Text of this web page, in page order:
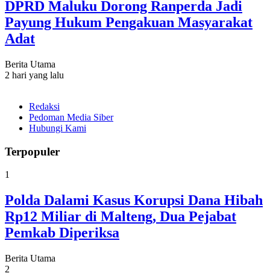
DPRD Maluku Dorong Ranperda Jadi
Payung Hukum Pengakuan Masyarakat
Adat
Berita Utama
2 hari yang lalu
Redaksi
Pedoman Media Siber
Hubungi Kami
Terpopuler
1
Polda Dalami Kasus Korupsi Dana Hibah
Rp12 Miliar di Malteng, Dua Pejabat
Pemkab Diperiksa
Berita Utama
2